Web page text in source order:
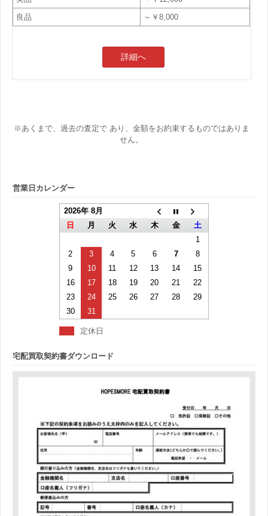
良品
～￥8,000
詳細へ
※あくまで、過去の査定で あり、金額をお約束するものではありま
せん。
営業日カレンダー
2026年 8月
日
月 火 水 木 金
土
1
2
3 4 5 6 7
8
9
10 11 12 13 14
15
16
17 18 19 20 21
22
23
24 25 26 27 28
29
30
31
定休日
宅配買取契約書ダウンロード